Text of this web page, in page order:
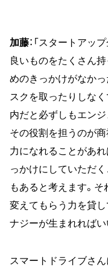
加藤：「スタートアッ
良いものをたくさん
めのきっかけがなかっ
スクを取ったりしな
内だと必ずしもエンジ
その役割を担うのが商
力になれることがあれ
っかけにしていただ
もあると考えます。
変えてもらう力を貸
ナジーが生まれればい
スマートドライブさ